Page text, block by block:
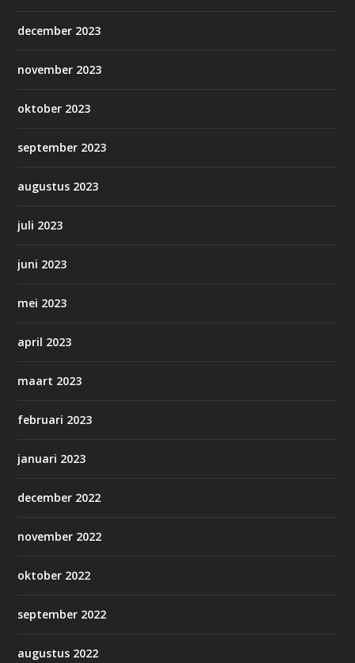
december 2023
november 2023
oktober 2023
september 2023
augustus 2023
juli 2023
juni 2023
mei 2023
april 2023
maart 2023
februari 2023
januari 2023
december 2022
november 2022
oktober 2022
september 2022
augustus 2022